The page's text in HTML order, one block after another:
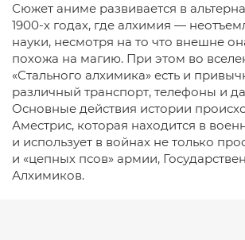
Сюжет аниме развивается в
1900-х годах, где алхимия —
науки, несмотря на то что внешне
похожа на магию. При этом во
«Стального алхимика» есть и
различный транспорт, телефоны и
Основные действия истории
Аместрис, которая находится в
и использует в войнах не только
и «цепных псов» армии,
Алхимиков.